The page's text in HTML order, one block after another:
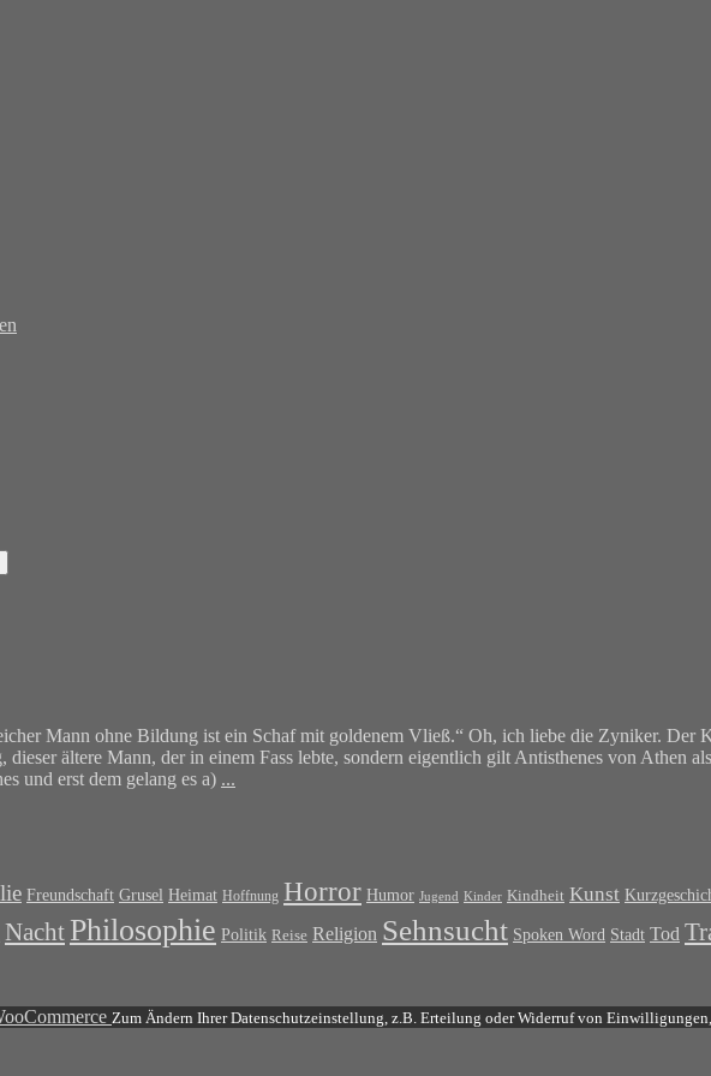
Mann ohne Bildung ist ein Schaf mit goldenem Vließ.“ Oh, ich liebe die Zyniker. Der
ältere Mann, der in einem Fass lebte, sondern eigentlich gilt Antisthenes von Athen
und erst dem gelang es a) ...
Freundschaft Grusel Heimat Hoffnung Horror Humor Jugend Kinder Kindheit Kunst
Nacht Philosophie Politik Reise Religion Sehnsucht Spoken Word Stadt Tod
Zum Ändern Ihrer Datenschutzeinstellung, z.B. Erteilung oder Widerruf von